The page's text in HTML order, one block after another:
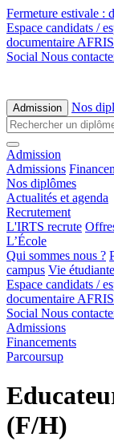
Fermeture estivale :
Espace candidats /
documentaire AFRIS
Social Nous
Admission Nos
Admission
Admissions
Nos diplômes
Actualités et agenda
Recrutement
L'IRTS recrute
L’École
Qui sommes nous ?
campus Vie étudiante
Espace candidats /
documentaire AFRIS
Social Nous
Admissions
Financements
Parcoursup
(F/H)